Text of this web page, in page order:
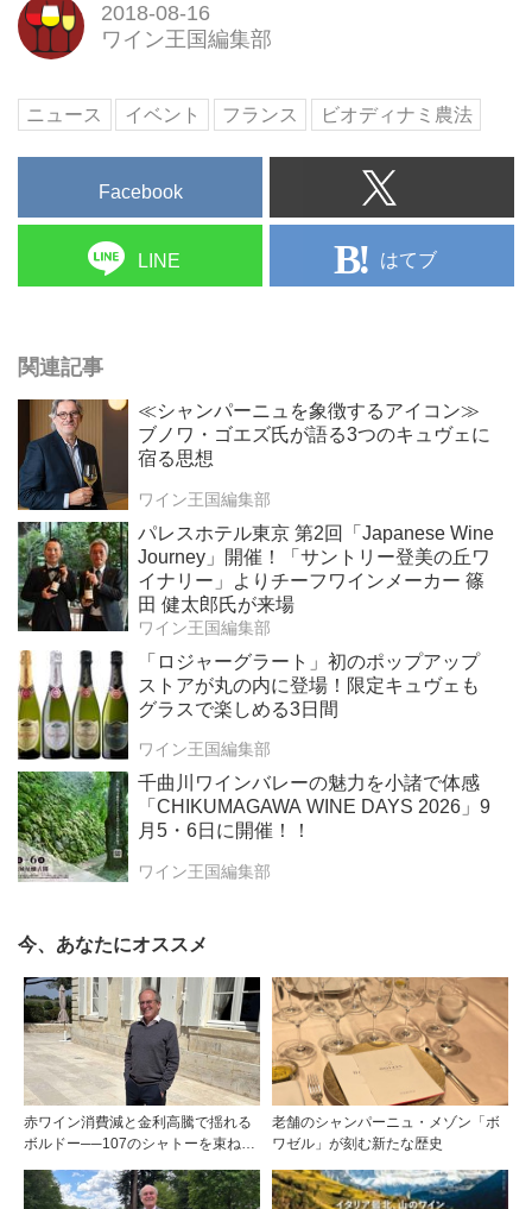
2018-08-16
ワイン王国編集部
ニュース イベント フランス ビオディナミ農法
Facebook
LINE はてブ
関連記事
≪シャンパーニュを象徴するアイコン≫
ブノワ・ゴエズ氏が語る3つのキュヴェに
宿る思想
ワイン王国編集部
パレスホテル東京 第2回「Japanese Wine
Journey」開催！「サントリー登美の丘ワ
イナリー」よりチーフワインメーカー 篠
田 健太郎氏が来場
ワイン王国編集部
「ロジャーグラート」初のポップアップ
ストアが丸の内に登場！限定キュヴェも
グラスで楽しめる3日間
ワイン王国編集部
千曲川ワインバレーの魅力を小諸で体感
「CHIKUMAGAWA WINE DAYS 2026」9
月5・6日に開催！！
ワイン王国編集部
今、あなたにオススメ
赤ワイン消費減と金利高騰で揺れる
ボルドー──107のシャトーを束ねる
革
老舗のシャンパーニュ・メゾン「ボ
ワゼル」が刻む新たな歴史